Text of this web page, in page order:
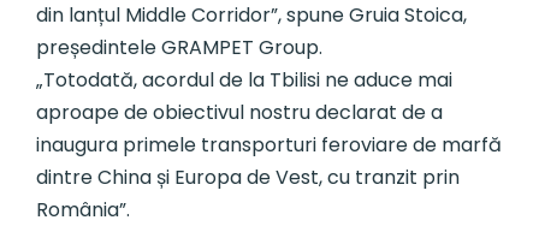
din lanțul Middle Corridor”, spune Gruia Stoica,
președintele GRAMPET Group.
„Totodată, acordul de la Tbilisi ne aduce mai
aproape de obiectivul nostru declarat de a
inaugura primele transporturi feroviare de marfă
dintre China și Europa de Vest, cu tranzit prin
România”.